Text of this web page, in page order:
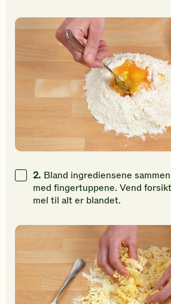
2. Bland ingrediensene
med fingertuppene. Vend
mel til alt er blandet.